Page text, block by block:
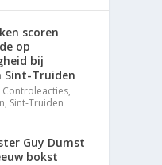
scoren
op
bij
Sint-Truiden
Controleacties,
, Sint-Truiden
Guy Dumst
bokst